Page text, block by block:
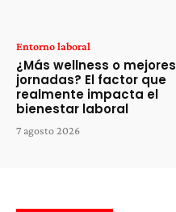
Entorno laboral
¿Más wellness o mejores
jornadas? El factor que
realmente impacta el
bienestar laboral
7 agosto 2026